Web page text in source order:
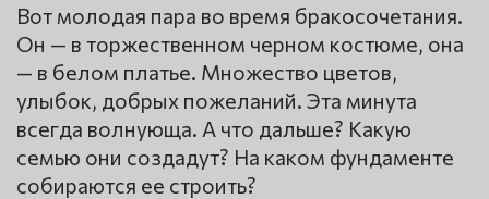
Вот молодая пара во время бракосочетания.
Он — в торжественном черном костюме, она
— в белом платье. Множество цветов,
улыбок, добрых пожеланий. Эта минута
всегда волнующа. А что дальше? Какую
семью они создадут? На каком фундаменте
собираются ее строить?